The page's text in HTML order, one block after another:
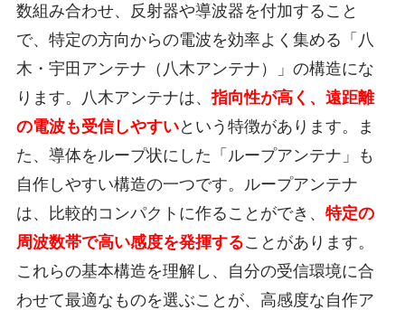
数組み合わせ、反射器や導波器を付加すること
で、特定の方向からの電波を効率よく集める「八
木・宇田アンテナ（八木アンテナ）」の構造にな
ります。八木アンテナは、指向性が高く、遠距離
の電波も受信しやすいという特徴があります。ま
た、導体をループ状にした「ループアンテナ」も
自作しやすい構造の一つです。ループアンテナ
は、比較的コンパクトに作ることができ、 特定の
周波数帯で高い感度を発揮することがあります。
これらの基本構造を理解し、自分の受信環境に合
わせて最適なものを選ぶことが、高感度な自作ア